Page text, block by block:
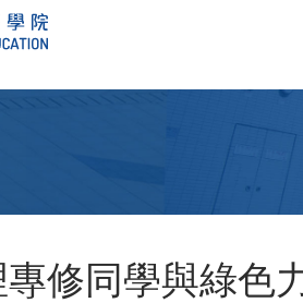
修同學與綠色